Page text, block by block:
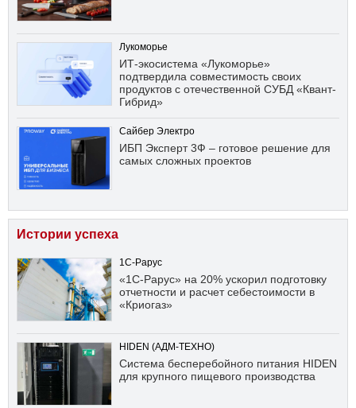
Лукоморье
ИТ-экосистема «Лукоморье»
подтвердила совместимость своих
продуктов с отечественной СУБД «Квант-
Гибрид»
Сайбер Электро
ИБП Эксперт 3Ф – готовое решение для
самых сложных проектов
Истории успеха
1С-Рарус
«1С-Рарус» на 20% ускорил подготовку
отчетности и расчет себестоимости в
«Криогаз»
HIDEN (АДМ-ТЕХНО)
Система бесперебойного питания HIDEN
для крупного пищевого производства